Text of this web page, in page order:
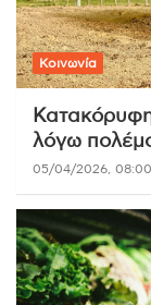
Κοινωνία
λόγω
05/04/2026, 08:00